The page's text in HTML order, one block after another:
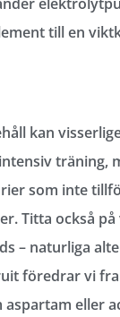
till en
kan
träning,
som inte
Titta också
– naturliga
föredrar vi
eller